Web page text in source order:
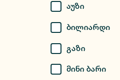
Აუზი
Ბილიარდი
Გაზი
Მინი Ბარი